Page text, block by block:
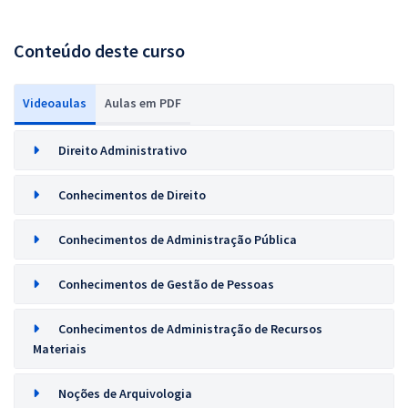
Conteúdo deste curso
Videoaulas Aulas em PDF
Direito Administrativo
Conhecimentos de Direito
Conhecimentos de Administração Pública
Conhecimentos de Gestão de Pessoas
Conhecimentos de Administração de Recursos
Materiais
Noções de Arquivologia